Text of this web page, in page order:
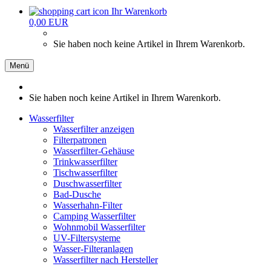
Ihr Warenkorb
0,00 EUR
Sie haben noch keine Artikel in Ihrem Warenkorb.
Menü
Sie haben noch keine Artikel in Ihrem Warenkorb.
Wasserfilter
Wasserfilter anzeigen
Filterpatronen
Wasserfilter-Gehäuse
Trinkwasserfilter
Tischwasserfilter
Duschwasserfilter
Bad-Dusche
Wasserhahn-Filter
Camping Wasserfilter
Wohnmobil Wasserfilter
UV-Filtersysteme
Wasser-Filteranlagen
Wasserfilter nach Hersteller